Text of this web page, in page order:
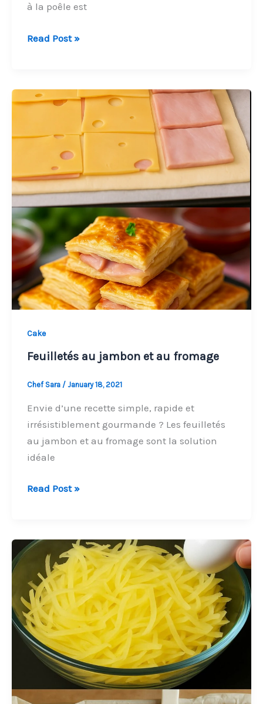
à la poêle est
Pain
la
Poêle
Prêt
Minutes
Read Post »
Cake
Feuilletés au jambon et au fromage
Chef Sara / January 18, 2021
Envie d’une recette simple, rapide et
irrésistiblement gourmande ? Les feuilletés
au jambon et au fromage sont la solution
idéale
Feuilletés
et
au
fromage
Read Post »